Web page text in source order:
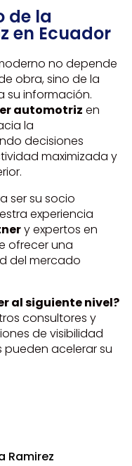
de la
en Ecuador
no depende
obra, sino de la
su información.
automotriz en
la
decisiones
maximizada y
ser su socio
experiencia
y expertos en
ofrecer una
del mercado
al siguiente nivel?
consultores y
de visibilidad
acelerar su
Ramirez